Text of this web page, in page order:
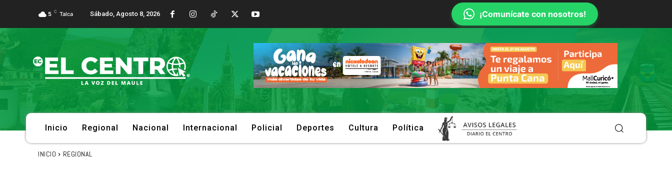
5 C Talca Sábado, Agosto 8, 2026 ¡Comunícate con nosotros!
Inicio Regional Nacional Internacional Policial Deportes Cultura Política
INICIO REGIONAL